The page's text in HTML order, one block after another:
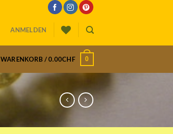
ANMELDEN
WARENKORB /0.00CHF 0